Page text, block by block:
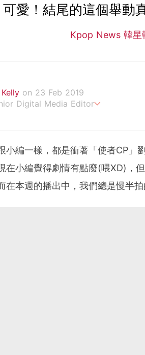
可愛！結尾的這個舉動
Kpop News 韓星
Kelly on 23 Feb 2019
Digital Media Editor
小編一樣，都是衝著「使者CP」
在小編覺得劇情有點廢(喂XD)，
在本週的播出中，我們總是慢半